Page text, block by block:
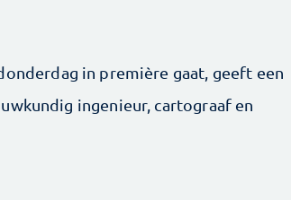
in première gaat, geeft een
ingenieur, cartograaf en